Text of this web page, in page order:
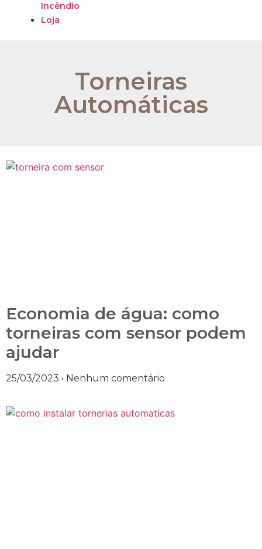
Incêndio
Loja
Torneiras
Automáticas
Economia de água: como
torneiras com sensor podem
ajudar
25/03/2023 Nenhum comentário